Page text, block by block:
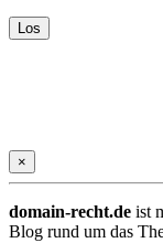
×
domain-recht.de ist
Blog rund um das